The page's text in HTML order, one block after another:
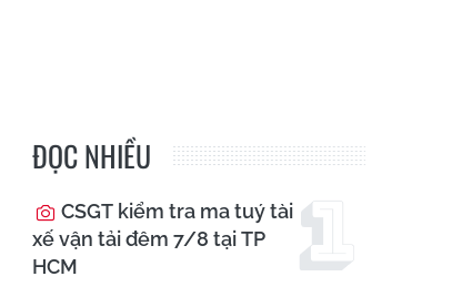
ĐỌC NHIỀU
CSGT kiểm tra ma tuý tài
xế vận tải đêm 7/8 tại TP
HCM